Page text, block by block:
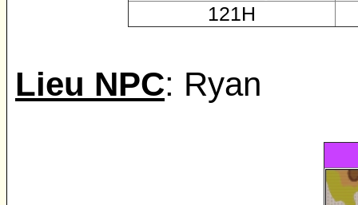
121H
Lieu NPC: Ryan